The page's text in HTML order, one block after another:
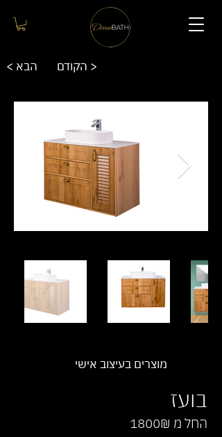
< הבא הקודם >
מוצרים בעיצוב אישי
בועז
החל מ 1800₪